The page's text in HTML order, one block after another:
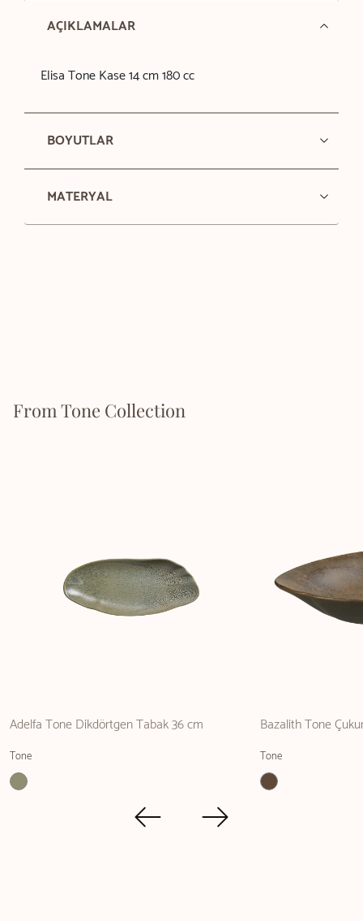
AÇIKLAMALAR
Elisa Tone Kase 14 cm 180 cc
BOYUTLAR
MATERYAL
From Tone Collection
Adelfa Tone Dikdörtgen Tabak 36 cm
Tone
Bazalith Tone
Tone